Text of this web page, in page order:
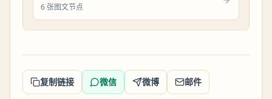
6 张图文节点
复制链接 微信 微博 邮件